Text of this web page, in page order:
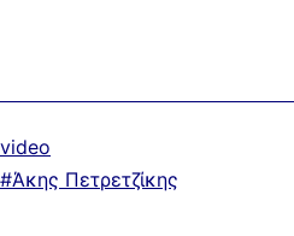
Κατηγοριοποιημένα
ως
video
ΜεΆκης Πετρετζίκης